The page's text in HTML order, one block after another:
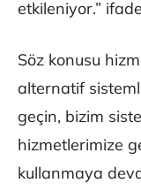
etkileniyor.”
Söz konusu
alternatif
geçin, bizim
hizmetlerimize
kullanmaya